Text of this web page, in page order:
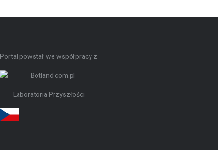
Portal powstał we współpracy z
Laboratoria Przyszłości